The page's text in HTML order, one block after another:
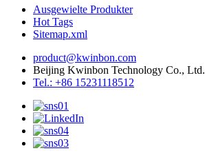
Ausgewielte Produkter
Hot Tags
Sitemap.xml
product@kwinbon.com
Beijing Kwinbon Technology Co., Ltd.
Tel.: +86 15231118512